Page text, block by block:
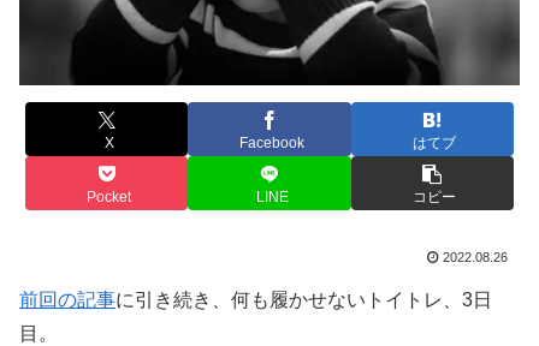
X Facebook はてブ
Pocket LINE コピー
2022.08.26
前回の記事に引き続き、何も履かせないトイトレ、3日
目。